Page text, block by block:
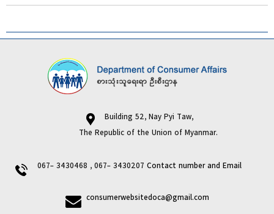
Building 52, Nay Pyi Taw,
The Republic of the Union of Myanmar.
067- 3430468 , 067- 3430207 Contact number and Email
consumerwebsitedoca@gmail.com